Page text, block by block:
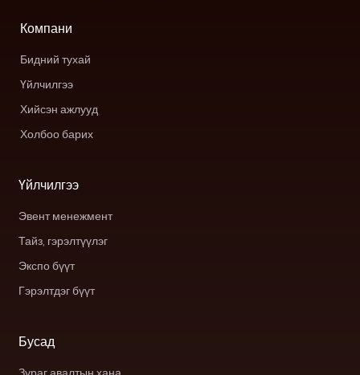
Компани
Бидний тухай
Үйлчилгээ
Хийсэн ажлууд
Холбоо барих
Үйлчилгээ
Эвент менежмент
Тайз, гэрэлтүүлэг
Экспо бүүт
Гэрэлтдэг бүүт
Бусад